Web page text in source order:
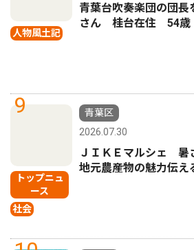
人物風土記
青葉台吹奏楽団の団
さん 桂台在住 54歳
9
トップニュ
ース
社会
青葉区
2026.07.30
ＪＩＫＥマルシェ 暑
地元農産物の魅力伝え